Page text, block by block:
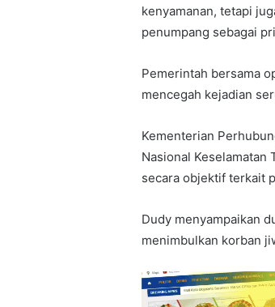
kenyamanan, tetapi
penumpang sebagai
Pemerintah bersama
mencegah kejadian
Kementerian
Nasional Keselamatan
secara objektif terkait
Dudy menyampaikan
menimbulkan korban